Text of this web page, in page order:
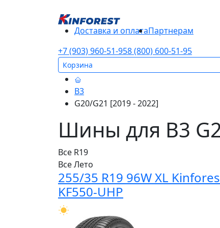
Доставка и оплатаПартнерам
+7 (903) 960-51-958 (800) 600-51-95
Корзина
B3
G20/G21 [2019 - 2022]
Шины для B3
Все R19
ВсеЛето
255/35 R19 96W XL
KF550-UHP